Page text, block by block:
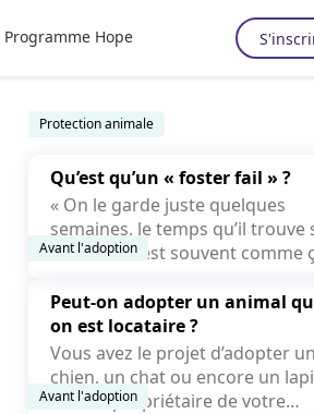
Programme Hope
Protection animale
Qu’est qu’un « foster fail » ?
« On le garde juste quelques
semaines, le temps qu’il trouve
famille. » C’est souvent comme
Avant l'adoption
Peut-on adopter un animal
on est locataire ?
Vous avez le projet d’adopter un
chien, un chat ou encore un
Mais le propriétaire de votre
Avant l'adoption